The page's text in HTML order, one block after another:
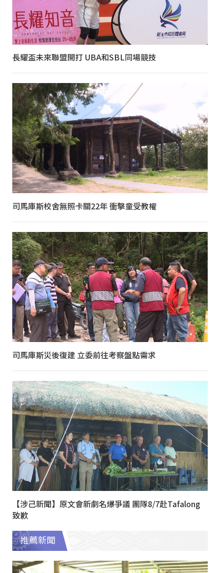
長耀盃未來聯盟開打 UBA和SBL同場競技
司馬庫斯校舍無照卡關22年 衝擊童受教權
司馬庫斯災後復建 立委前往考察盤點需求
【涉己新聞】原文會新劇名爆爭議 團隊8/7赴Tafalong
致歉
推薦新聞